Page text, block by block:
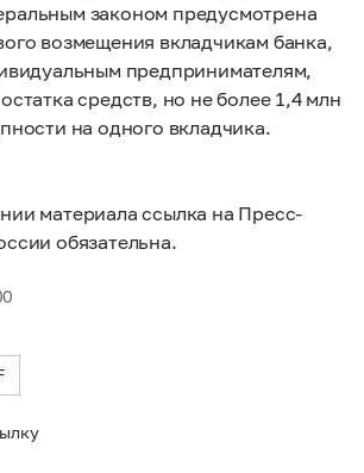
законом предусмотрена
возмещения вкладчикам банка,
предпринимателям,
средств, но не более 1,4 млн
на одного вкладчика.
материала ссылка на Пресс-
обязательна.